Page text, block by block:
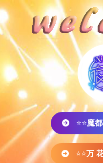
⭐⭐魔
⭐⭐万